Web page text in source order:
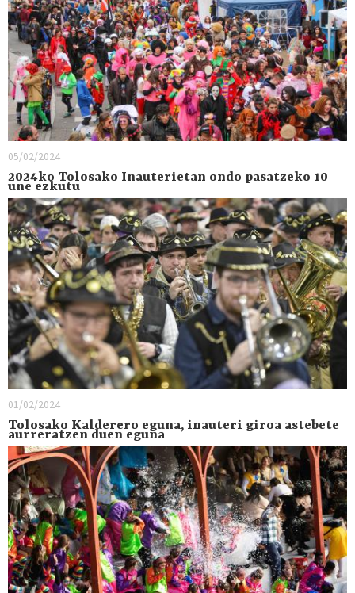
05/02/2024
2024ko Tolosako Inauterietan ondo pasatzeko 10
une ezkutu
01/02/2024
Tolosako Kalderero eguna, inauteri giroa astebete
aurreratzen duen eguna